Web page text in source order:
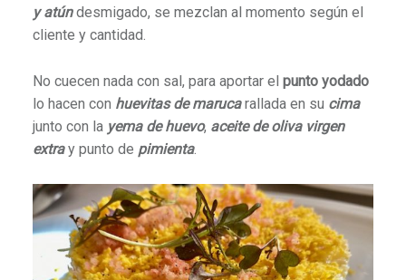
y atúndesmigado, se mezclan al momento según el
cliente y cantidad.
No cuecen nada con sal, para aportar el punto yodado
lo hacen con huevitas de marucarallada en su cima
junto con la yema de huevo, aceite de oliva virgen
extray punto de pimienta.